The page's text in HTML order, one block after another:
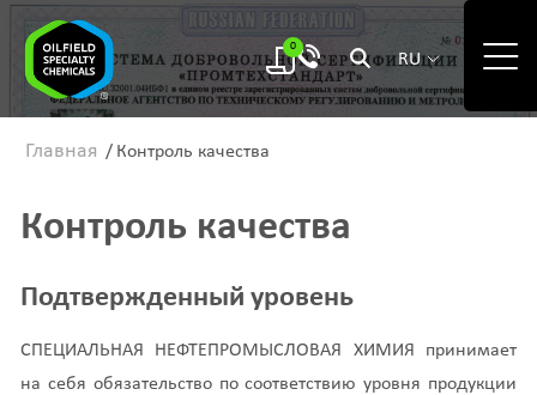
0
RU
Главная / Контроль качества
Контроль качества
Подтвержденный уровень
СПЕЦИАЛЬНАЯ НЕФТЕПРОМЫСЛОВАЯ ХИМИЯ принимает
на себя обязательство по соответствию уровня продукции